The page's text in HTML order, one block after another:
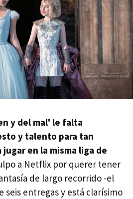
y del mal' le falta
y talento para tan
en la misma liga de
a Netflix por querer tener
de largo recorrido -el
seis entregas y está clarísimo